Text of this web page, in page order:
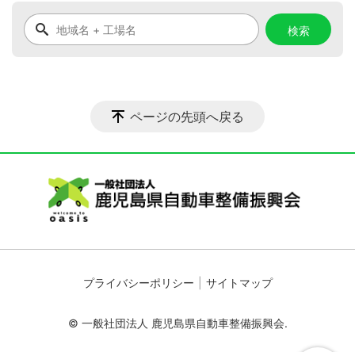
ページの先頭へ戻る
プライバシーポリシー サイトマップ
© 一般社団法人 鹿児島県自動車整備振興会.